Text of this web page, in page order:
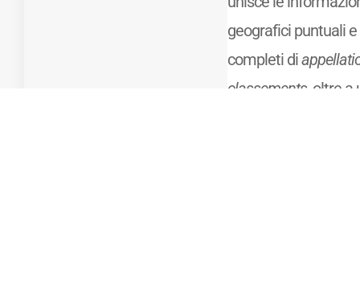
geografici puntuali
completi di
classements , oltre